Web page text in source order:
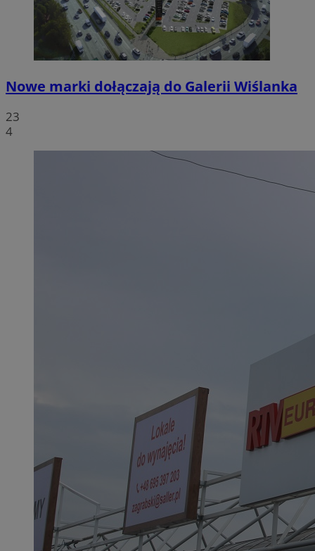
Nowe marki dołączają do Galerii Wiślanka
23
4